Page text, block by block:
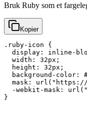
Bruk Ruby som et
Kopier
.ruby-icon {
display: inline-
  width: 32px;
  height: 32px;
background-color:
mask:
-webkit-mask:
}